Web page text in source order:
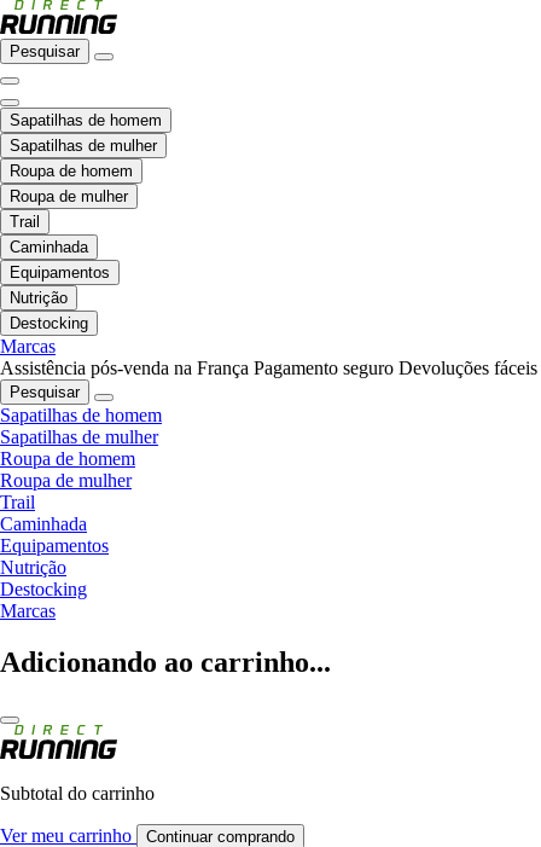
Pesquisar
Sapatilhas de homem
Sapatilhas de mulher
Roupa de homem
Roupa de mulher
Trail
Caminhada
Equipamentos
Nutrição
Destocking
Marcas
Assistência pós-venda na França Pagamento seguro Devoluções fáceis
Pesquisar
Sapatilhas de homem
Sapatilhas de mulher
Roupa de homem
Roupa de mulher
Trail
Caminhada
Equipamentos
Nutrição
Destocking
Marcas
Adicionando ao carrinho...
Subtotal do carrinho
Ver meu carrinho Continuar comprando